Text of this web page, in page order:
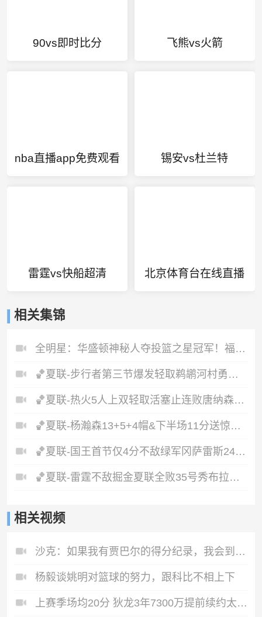
90vs即时比分 飞熊vs火箭
nba直播app免费观看 锡安vs杜兰特
雷霆vs快船超清 北京体育台在线直播
相关集锦
全明星：华盛顿神秘人夺投篮之星冠军！福德夺得三分大赛冠军！
🏀夏联-步行者第三节爆发轻取鹈鹕河村勇辉5+5+12斯劳森22分
🏀夏联-热火5人上双轻取活塞止连败唐纳森20+8+10奥科里27分
🏀夏联-杨瀚森13+5+4帽&下半场11分送惊艳妙传开拓者力克掘金
🏀夏联-国王首节仅4分不敌绿军冈萨雷斯24+10+5塞纳克10+12
🏀夏联-雷霆不敌掘金夏联全败35号秀布拉齐尔32+6马拉14+7+6
相关视频
沙克：如果我有贾巴尔的得分纪录，我会到处说“我就是GOAT”
杨毅谈姚明对篮球的努力，跟科比不相上下
上赛季场均20分 狄龙3年7300万提前续约太阳！！